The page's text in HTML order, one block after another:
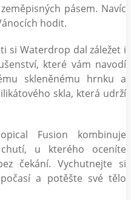
pásem. Navíc
hodit.
si Waterdrop dal záležet i
které vám navodí
skleněnému hrnku a
skla, která udrží
Fusion kombinuje
u kterého oceníte
čekání. Vychutnejte si
a potěšte své tělo